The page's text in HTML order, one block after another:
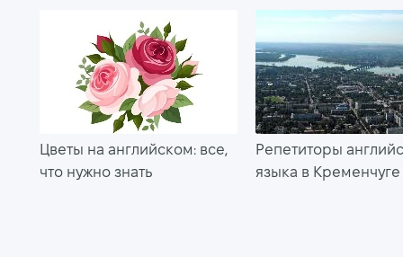
Цветы на английском: все,
что нужно знать
Репетиторы
языка в Кременчуге